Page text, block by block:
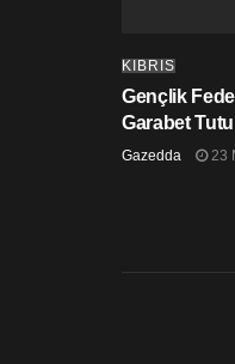
KIBRIS
Gençlik
Garabet
Gazedda 23